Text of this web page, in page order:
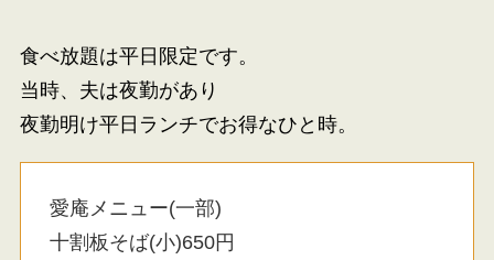
食べ放題は平日限定です。
当時、夫は夜勤があり
夜勤明け平日ランチでお得なひと時。
愛庵メニュー(一部)
十割板そば(小)650円